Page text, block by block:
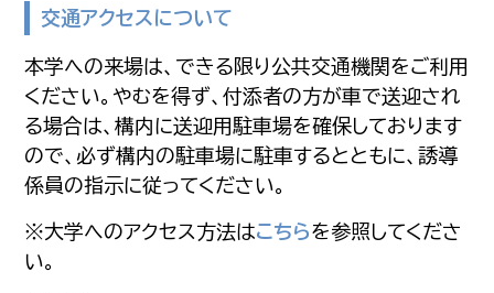
交通アクセスについて
本学への来場は、できる限り公共交通機関をご利用
ください。やむを得ず、付添者の方が車で送迎され
る場合は、構内に送迎用駐車場を確保しております
ので、必ず構内の駐車場に駐車するとともに、誘導
係員の指示に従ってください。
※大学へのアクセス方法はこちらを参照してくださ
い。